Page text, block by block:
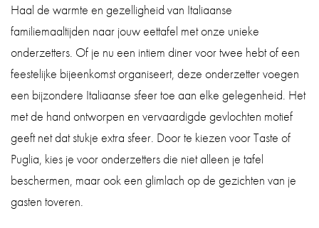
Haal de warmte en gezelligheid van Italiaanse
familiemaaltijden naar jouw eettafel met onze unieke
onderzetters. Of je nu een intiem diner voor twee hebt of een
feestelijke bijeenkomst organiseert, deze onderzetter voegen
een bijzondere Italiaanse sfeer toe aan elke gelegenheid. Het
met de hand ontworpen en vervaardigde gevlochten motief
geeft net dat stukje extra sfeer. Door te kiezen voor Taste of
Puglia, kies je voor onderzetters die niet alleen je tafel
beschermen, maar ook een glimlach op de gezichten van je
gasten toveren.